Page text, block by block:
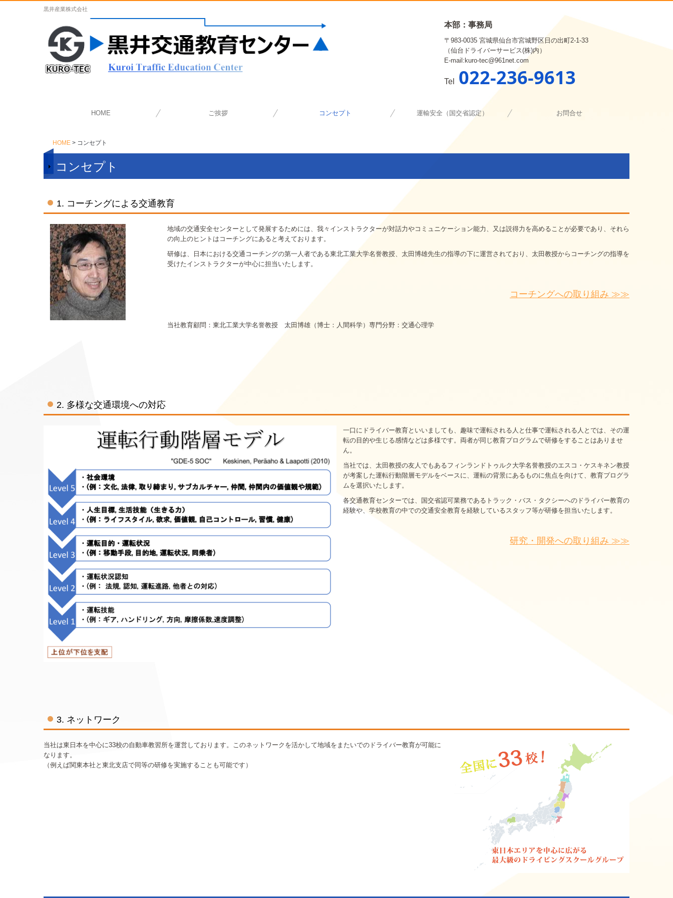
黒井産業株式会社
本部：事務局
〒983-0035 宮城県仙台市宮城野区日の出町2-1-33
（仙台ドライバーサービス(株)内）
E-mail:kuro-tec@961net.com
Tel 022-236-9613
HOME ご挨拶 コンセプト 運輸安全（国交省認定）
認定セミナー [申込み]
適性診断・指導講習
運輸安全マネジメント評価
お問合せ
HOME コンセプト
コンセプト
1. コーチングによる交通教育
地域の交通安全センターとして発展するためには、我々インストラクターが対話力やコミュニケーション能力、又は説得力を高めることが必要であり、それら
の向上のヒントはコーチングにあると考えております。
研修は、日本における交通コーチングの第一人者である東北工業大学名誉教授、太田博雄先生の指導の下に運営されており、太田教授からコーチングの指導を
受けたインストラクターが中心に担当いたします。
コーチングへの取り組み ≫≫
当社教育顧問：東北工業大学名誉教授 太田博雄（博士：人間科学）専門分野：交通心理学
2. 多様な交通環境への対応
一口にドライバー教育といいましても、趣味で運転される人と仕事で運転される人とでは、その運
転の目的や生じる感情などは多様です。両者が同じ教育プログラムで研修をすることはありませ
ん。
当社では、太田教授の友人でもあるフィンランドトゥルク大学名誉教授のエスコ・ケスキネン教授
が考案した運転行動階層モデルをベースに、運転の背景にあるものに焦点を向けて、教育プログラ
ムを選択いたします。
各交通教育センターでは、国交省認可業務であるトラック・バス・タクシーへのドライバー教育の
経験や、学校教育の中での交通安全教育を経験しているスタッフ等が研修を担当いたします。
研究・開発への取り組み ≫≫
3. ネットワーク
当社は東日本を中心に33校の自動車教習所を運営しております。このネットワークを活かして地域をまたいでのドライバー教育が可能に
なります。
（例えば関東本社と東北支店で同等の研修を実施することも可能です）